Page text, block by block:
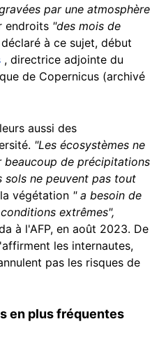
par une atmosphère
endroits "des mois de
à ce sujet, début
, directrice adjointe du
de Copernicus (archivé
aussi des
"Les écosystèmes ne
de précipitations
sols ne peuvent pas tout
végétation " a besoin de
extrêmes",
à l'AFP, en août 2023. De
les internautes,
pas les risques de
en plus fréquentes